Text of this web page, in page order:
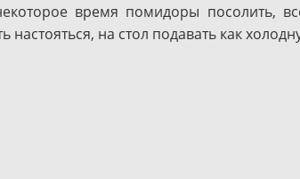
время помидоры посолить,
на стол подавать как